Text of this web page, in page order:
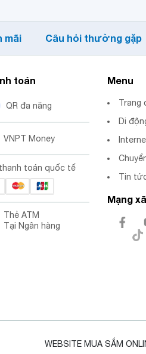
mãi Câu hỏi thường gặp
toán
QR đa năng
VNPT Money
toán quốc tế
Thẻ ATM
Tại Ngân hàng
Menu
Trang
Di
Tin
Mạng
WEBSITE MUA SẮM